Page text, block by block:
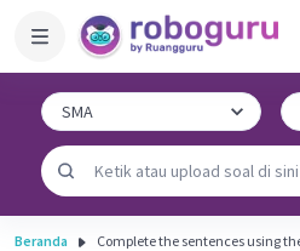
Beranda Complete the sentences using